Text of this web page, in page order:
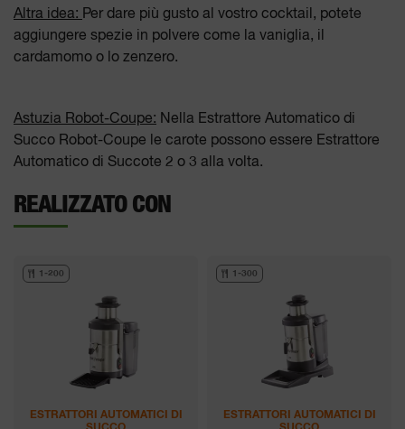
Altra idea: Per dare più gusto al vostro cocktail, potete
aggiungere spezie in polvere come la vaniglia, il
cardamomo o lo zenzero.
Astuzia Robot-Coupe: Nella Estrattore Automatico di
Succo Robot-Coupe le carote possono essere Estrattore
Automatico di Succote 2 o 3 alla volta.
REALIZZATO CON
1-200
ESTRATTORI AUTOMATICI DI
1-300
ESTRATTORI AUTOMATICI DI